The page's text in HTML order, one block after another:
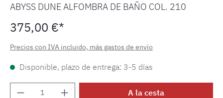
ABYSS DUNE ALFOMBRA DE BAÑO COL. 210
375,00 €*
Precios con IVA incluido, más gastos de envío
Disponible, plazo de entrega: 3-5 días
Cantidad del producto: introduce la
A la cesta